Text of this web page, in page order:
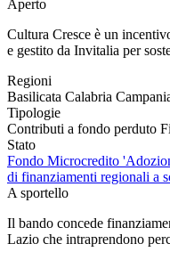
Aperto
Cultura Cresce è un
e gestito da Invitalia per
Regioni
Basilicata Calabria
Tipologie
Contributi a fondo perduto
Stato
Fondo Microcredito
di finanziamenti regionali a
A sportello
Il bando concede
Lazio che intraprendono